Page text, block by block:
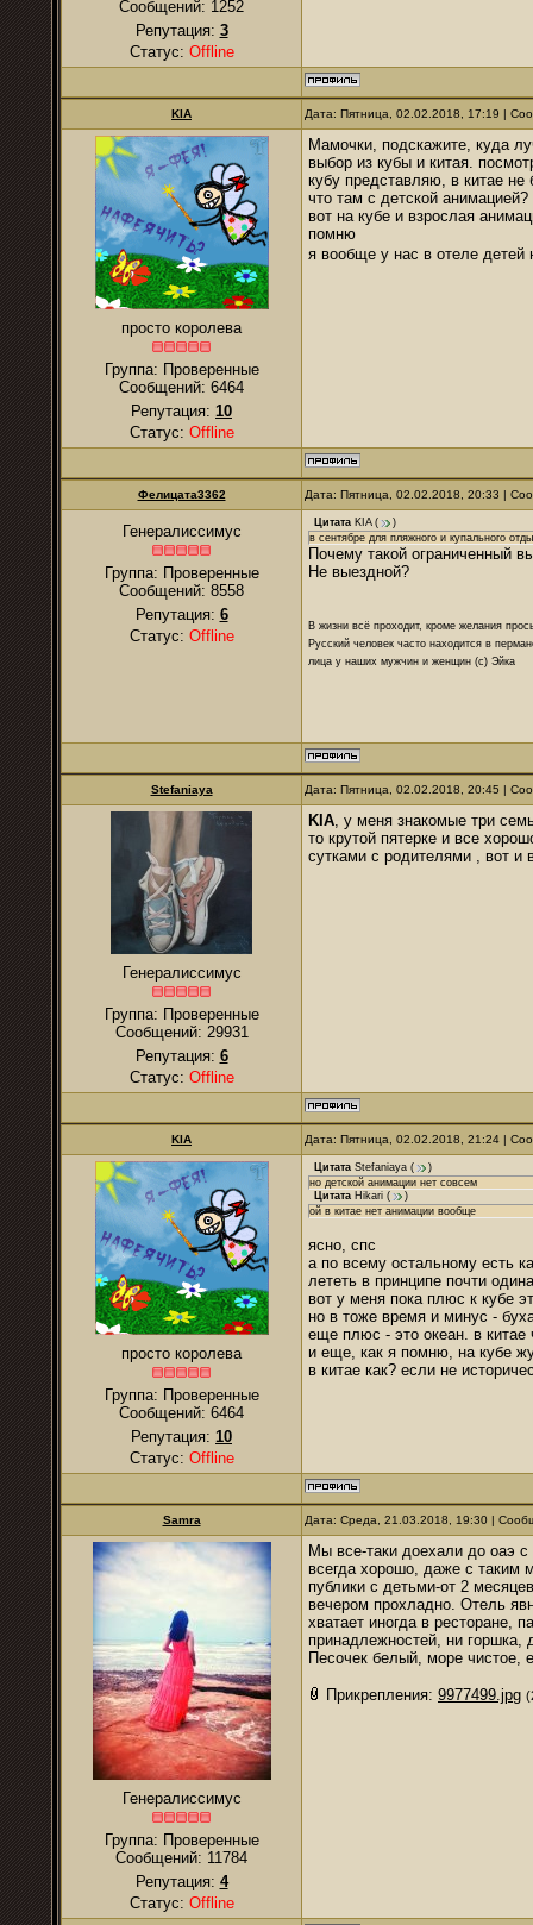
Сообщений: 1252
Репутация: 3
Статус: Offline
KIA Дата: Пятница, 02.02.2018, 17:19 |
просто королева
Группа: Проверенные
Сообщений: 6464
Репутация: 10
Статус: Offline
Мамочки, подскажите, куда
выбор из кубы и китая.
кубу представляю, в китае не
что там с детской анимацией?
вот на кубе и взрослая
помню
я вообще у нас в отеле
Фелицата3362 Дата: Пятница, 02.02.2018, 20:33 |
Генералиссимус
Группа: Проверенные
Сообщений: 8558
Репутация: 6
Статус: Offline
Цитата KIA(
)
в сентябре для пляжного и купального
Почему такой ограниченный
Не выездной?
В жизни всё проходит, кроме желания
Русский человек часто находится в
лица у наших мужчин и женщин (с) Эйка
Stefaniaya Дата: Пятница, 02.02.2018, 20:45 |
Генералиссимус
Группа: Проверенные
Сообщений: 29931
Репутация: 6
Статус: Offline
KIA, у меня знакомые три
то крутой пятерке и все
сутками с родителями , вот и
KIA Дата: Пятница, 02.02.2018, 21:24 |
просто королева
Группа: Проверенные
Сообщений: 6464
Репутация: 10
Статус: Offline
Цитата Stefaniaya (
)
но детской анимации нет совсем
Цитата Hikari (
)
ой в китае нет анимации вообще
ясно, спс
а по всему остальному есть
лететь в принципе почти
вот у меня пока плюс к кубе
но в тоже время и минус -
еще плюс - это океан. в
и еще, как я помню, на кубе
в китае как? если не
Samra Дата: Среда, 21.03.2018, 19:30 |
Генералиссимус
Группа: Проверенные
Сообщений: 11784
Репутация: 4
Статус: Offline
Мы все-таки доехали до оаэ
всегда хорошо, даже с таким
публики с детьми-от 2
вечером прохладно. Отель
хватает иногда в ресторане,
принадлежностей, ни
Песочек белый, море чистое,
Прикрепления: 9977499.jpg